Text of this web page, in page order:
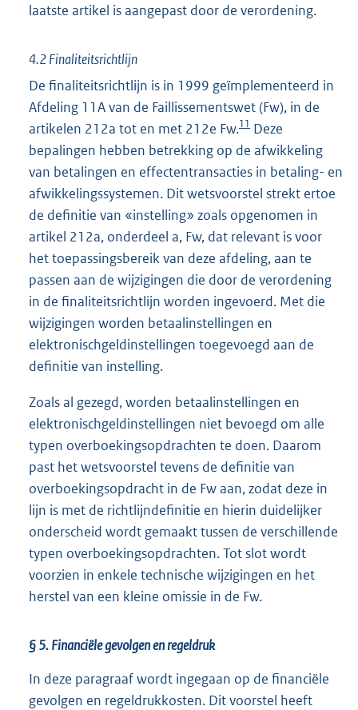
laatste artikel is aangepast door de verordening.
4.2 Finaliteitsrichtlijn
De finaliteitsrichtlijn is in 1999 geïmplementeerd in
Afdeling 11A van de Faillissementswet (Fw), in de
artikelen 212a tot en met 212e Fw.11 Deze
bepalingen hebben betrekking op de afwikkeling
van betalingen en effectentransacties in betaling- en
afwikkelingssystemen. Dit wetsvoorstel strekt ertoe
de definitie van «instelling» zoals opgenomen in
artikel 212a, onderdeel a, Fw, dat relevant is voor
het toepassingsbereik van deze afdeling, aan te
passen aan de wijzigingen die door de verordening
in de finaliteitsrichtlijn worden ingevoerd. Met die
wijzigingen worden betaalinstellingen en
elektronischgeldinstellingen toegevoegd aan de
definitie van instelling.
Zoals al gezegd, worden betaalinstellingen en
elektronischgeldinstellingen niet bevoegd om alle
typen overboekingsopdrachten te doen. Daarom
past het wetsvoorstel tevens de definitie van
overboekingsopdracht in de Fw aan, zodat deze in
lijn is met de richtlijndefinitie en hierin duidelijker
onderscheid wordt gemaakt tussen de verschillende
typen overboekingsopdrachten. Tot slot wordt
voorzien in enkele technische wijzigingen en het
herstel van een kleine omissie in de Fw.
§ 5. Financiële gevolgen en regeldruk
In deze paragraaf wordt ingegaan op de financiële
gevolgen en regeldrukkosten. Dit voorstel heeft